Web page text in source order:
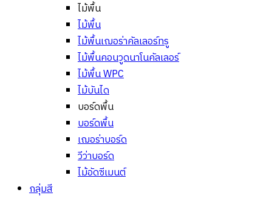
ไม้พื้น
ไม้พื้น
ไม้พื้นเฌอร่าคัลเลอร์ทรู
ไม้พื้นคอนวูดนาโนคัลเลอร์
ไม้พื้น WPC
ไม้บันได
บอร์ดพื้น
บอร์ดพื้น
เฌอร่าบอร์ด
วีว่าบอร์ด
ไม้อัดซีเมนต์
กลุ่มสี